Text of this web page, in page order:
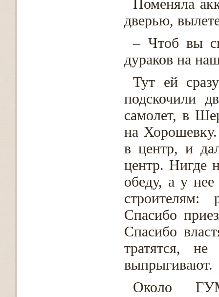
Поменяла
дверью,
– Чтоб вы
дураков на
Тут ей
подскочили
самолет, в
на
в центр, и
центр. Нигде
обеду, а у
строителям:
Спасибо
Спасибо
тратятся,
выпрыгивают.
Около